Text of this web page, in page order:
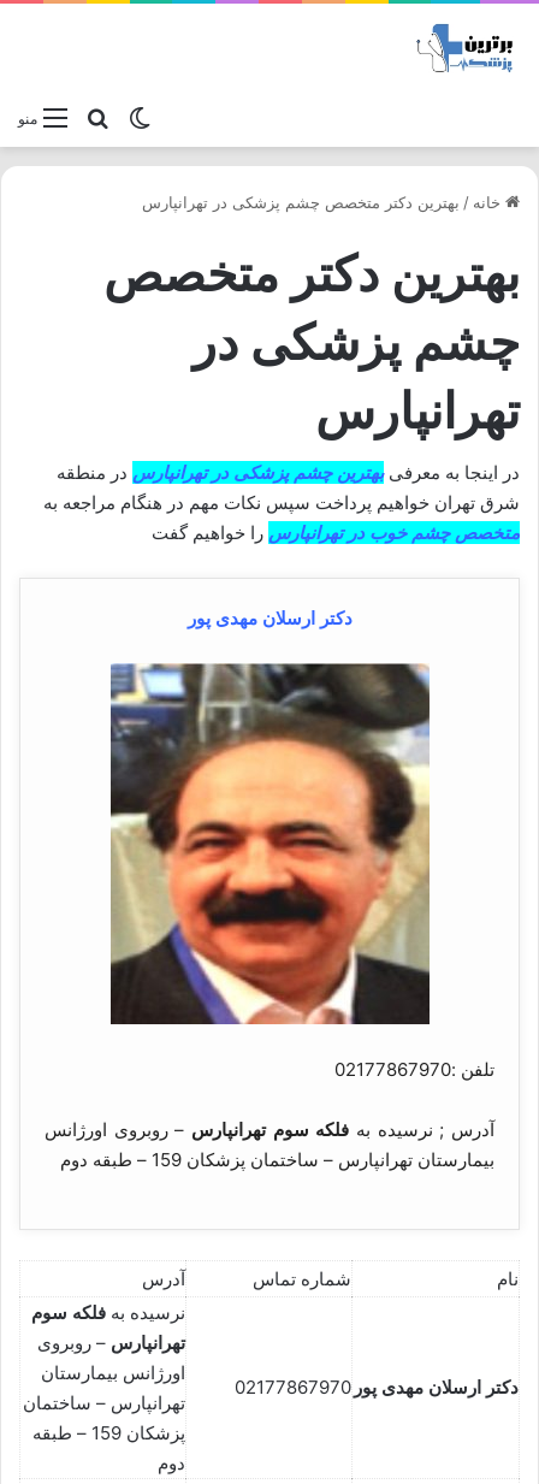
منوجستجو
تغییر پوسته
خانه / بهترین دکتر متخصص چشم پزشکی در تهرانپارس
بهترین دکتر متخصص
چشم پزشکی در
تهرانپارس
در اینجا به معرفیبهترین چشم پزشکی در تهرانپارس در منطقه
شرق تهران خواهیم پرداخت سپس نکات مهم در هنگام مراجعه به
متخصص چشم خوب در تهرانپارس را خواهیم گفت
دکتر ارسلان مهدی پور
تلفن :02177867970
آدرس ; نرسیده به فلکه سوم تهرانپارس – روبروی اورژانس
بیمارستان تهرانپارس – ساختمان پزشکان 159 – طبقه دوم
نام شماره تماس آدرس
دکتر ارسلان مهدی پور 02177867970
نرسیده به فلکه سوم
تهرانپارس – روبروی
اورژانس بیمارستان
تهرانپارس – ساختمان
پزشکان 159 – طبقه
دوم